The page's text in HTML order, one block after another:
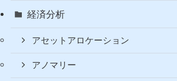
経済分析
アセットアロケーション
アノマリー